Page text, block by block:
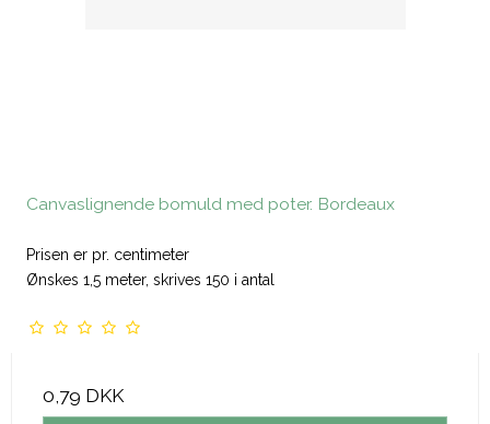
Canvaslignende bomuld med poter. Bordeaux
Prisen er pr. centimeter
Ønskes 1,5 meter, skrives 150 i antal
0,79 DKK